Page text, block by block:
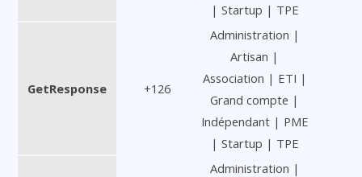
| Startup | TPE
GetResponse +126
Administration |
Artisan |
Association | ETI |
Grand compte |
Indépendant | PME
| Startup | TPE
Administration |